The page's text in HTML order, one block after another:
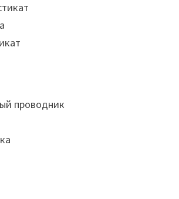
проводник